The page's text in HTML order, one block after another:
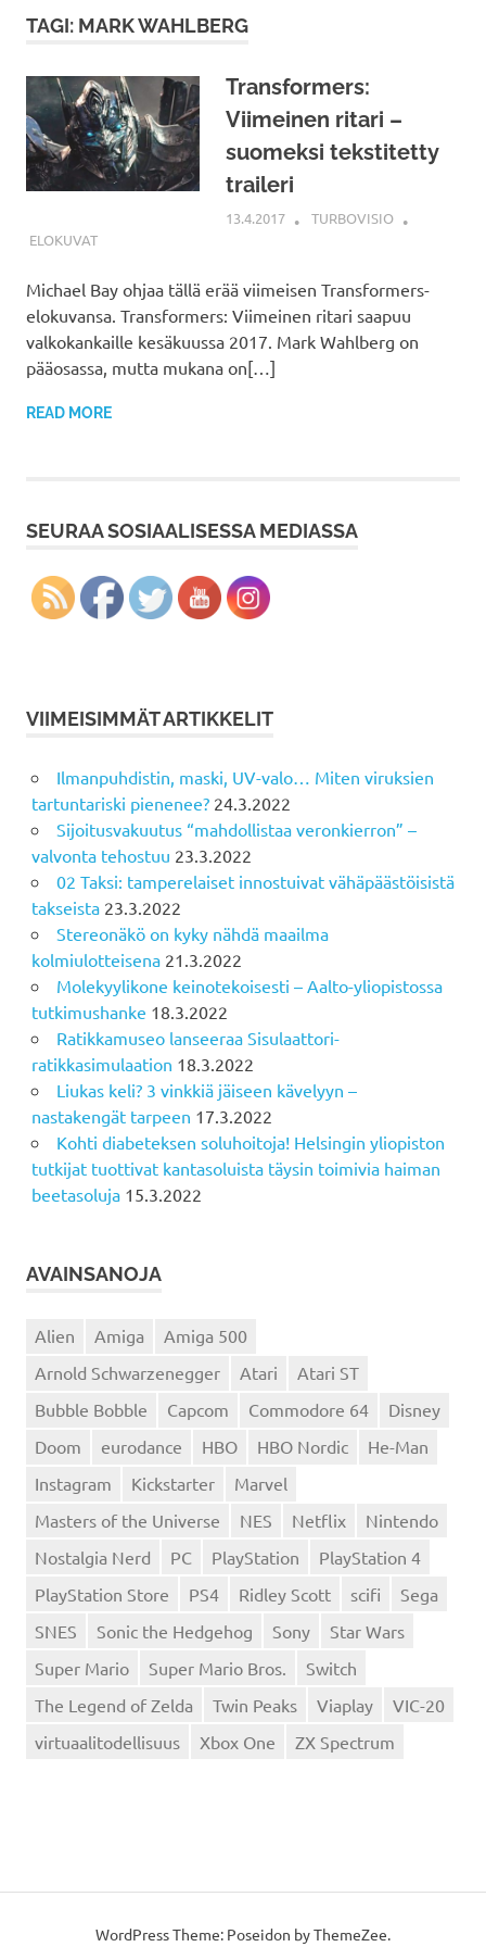
TAGI: MARK WAHLBERG
Transformers:
Viimeinen ritari –
suomeksi tekstitetty
traileri
13.4.2017
TURBOVISIO
ELOKUVAT
Michael Bay ohjaa tällä erää viimeisen Transformers-
elokuvansa. Transformers: Viimeinen ritari saapuu
valkokankaille kesäkuussa 2017. Mark Wahlberg on
pääosassa, mutta mukana on[…]
READ MORE
SEURAA SOSIAALISESSA MEDIASSA
VIIMEISIMMÄT ARTIKKELIT
Ilmanpuhdistin, maski, UV-valo… Miten viruksien
tartuntariski pienenee? 24.3.2022
Sijoitusvakuutus “mahdollistaa veronkierron” –
valvonta tehostuu 23.3.2022
02 Taksi: tamperelaiset innostuivat vähäpäästöisistä
takseista 23.3.2022
Stereonäkö on kyky nähdä maailma
kolmiulotteisena 21.3.2022
Molekyylikone keinotekoisesti – Aalto-yliopistossa
tutkimushanke 18.3.2022
Ratikkamuseo lanseeraa Sisulaattori-
ratikkasimulaation 18.3.2022
Liukas keli? 3 vinkkiä jäiseen kävelyyn –
nastakengät tarpeen 17.3.2022
Kohti diabeteksen soluhoitoja! Helsingin yliopiston
tutkijat tuottivat kantasoluista täysin toimivia haiman
beetasoluja 15.3.2022
AVAINSANOJA
Alien Amiga
Amiga 500
Arnold Schwarzenegger
Atari
Atari ST
Bubble Bobble
Capcom Commodore 64
Disney
Doom
eurodance HBO HBO Nordic
He-Man
Instagram
Kickstarter
Marvel
Masters of the Universe
NES Netflix
Nintendo
Nostalgia Nerd
PC PlayStation
PlayStation 4
PlayStation Store
PS4 Ridley Scott scifi
Sega
SNES
Sonic the Hedgehog Sony
Star Wars
Super Mario
Super Mario Bros.
Switch
The Legend of Zelda
Twin Peaks Viaplay
VIC-20
virtuaalitodellisuus
Xbox One ZX Spectrum
WordPress Theme: Poseidon byThemeZee.